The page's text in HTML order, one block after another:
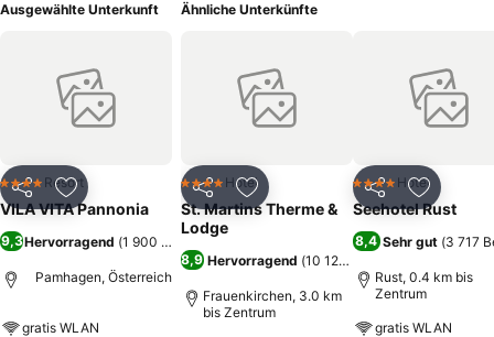
Ausgewählte Unterkunft
Teilen Zu Favoriten hinzufügen
4 SterneResort
VILA VITA Pannonia
9,3Hervorragend (1 900 Bewertungen
Pamhagen, Österreich
gratis WLAN
Ähnliche Unterkünfte
Teilen Zu Favoriten hinzufügen
4 SterneHotel
St. Martins Therme &
Lodge
8,9 Hervorragend (10 122 Bewertungen
Frauenkirchen, 3.0 km
bis Zentrum
Teilen Zu
4 SterneHotel
Seehotel Rust
8,4 Sehr gut (3 717
Rust, 0.4 km bis
Zentrum
gratis WLAN